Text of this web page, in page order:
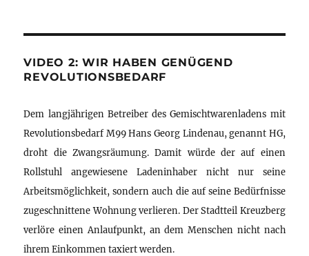
VIDEO 2: WIR HABEN GENÜGEND
REVOLUTIONSBEDARF
Dem langjährigen Betreiber des Gemischtwarenladens mit
Revolutionsbedarf M99 Hans Georg Lindenau, genannt HG,
droht die Zwangsräumung. Damit würde der auf einen
Rollstuhl angewiesene Ladeninhaber nicht nur seine
Arbeitsmöglichkeit, sondern auch die auf seine Bedürfnisse
zugeschnittene Wohnung verlieren. Der Stadtteil Kreuzberg
verlöre einen Anlaufpunkt, an dem Menschen nicht nach
ihrem Einkommen taxiert werden.